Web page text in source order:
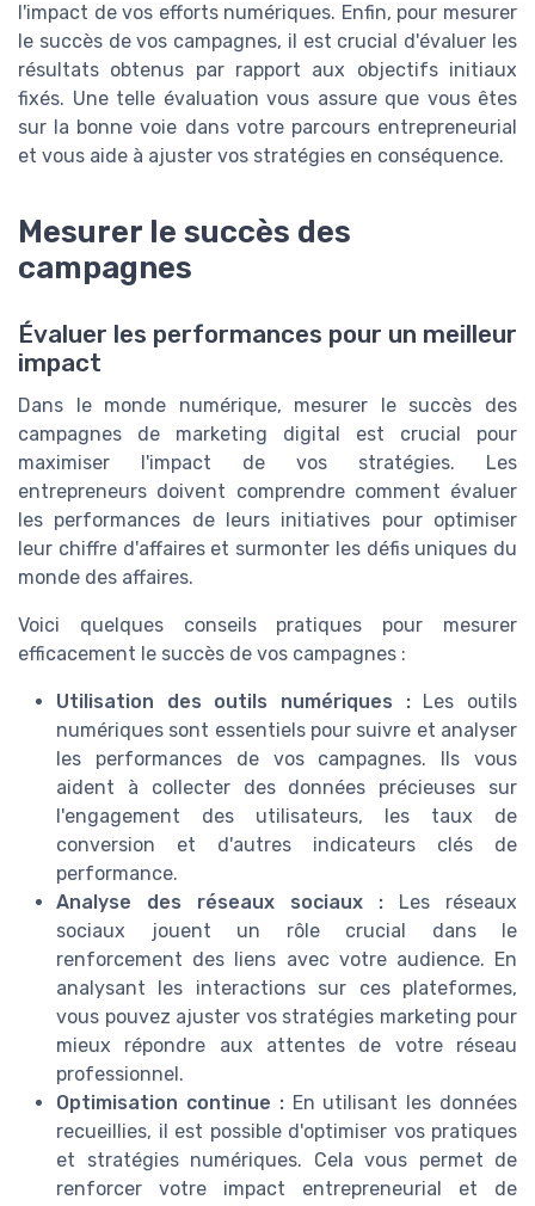
l'impact de vos efforts numériques. Enfin, pour mesurer
le succès de vos campagnes, il est crucial d'évaluer les
résultats obtenus par rapport aux objectifs initiaux
fixés. Une telle évaluation vous assure que vous êtes
sur la bonne voie dans votre parcours entrepreneurial
et vous aide à ajuster vos stratégies en conséquence.
Mesurer le succès des
campagnes
Évaluer les performances pour un meilleur
impact
Dans le monde numérique, mesurer le succès des
campagnes de marketing digital est crucial pour
maximiser l'impact de vos stratégies. Les
entrepreneurs doivent comprendre comment évaluer
les performances de leurs initiatives pour optimiser
leur chiffre d'affaires et surmonter les défis uniques du
monde des affaires.
Voici quelques conseils pratiques pour mesurer
efficacement le succès de vos campagnes :
Utilisation des outils numériques :Les outils
numériques sont essentiels pour suivre et analyser
les performances de vos campagnes. Ils vous
aident à collecter des données précieuses sur
l'engagement des utilisateurs, les taux de
conversion et d'autres indicateurs clés de
performance.
Analyse des réseaux sociaux : Les réseaux
sociaux jouent un rôle crucial dans le
renforcement des liens avec votre audience. En
analysant les interactions sur ces plateformes,
vous pouvez ajuster vos stratégies marketing pour
mieux répondre aux attentes de votre réseau
professionnel.
Optimisation continue :En utilisant les données
recueillies, il est possible d'optimiser vos pratiques
et stratégies numériques. Cela vous permet de
renforcer votre impact entrepreneurial et de